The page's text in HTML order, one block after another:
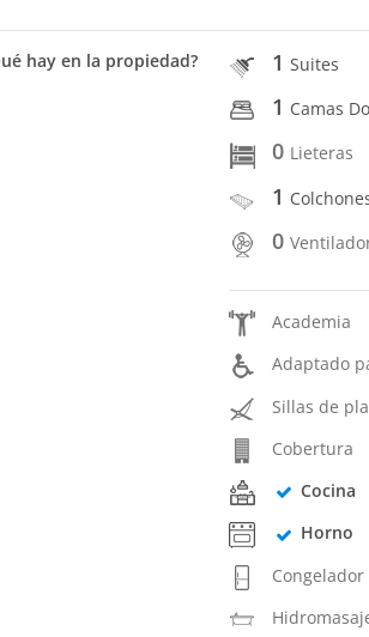
hay en la propiedad? 1Suites
1 Camas
0 Lieteras
1
0
Academia
Adaptado
Sillas de
Cobertura
Cocina
Horno
Congelador